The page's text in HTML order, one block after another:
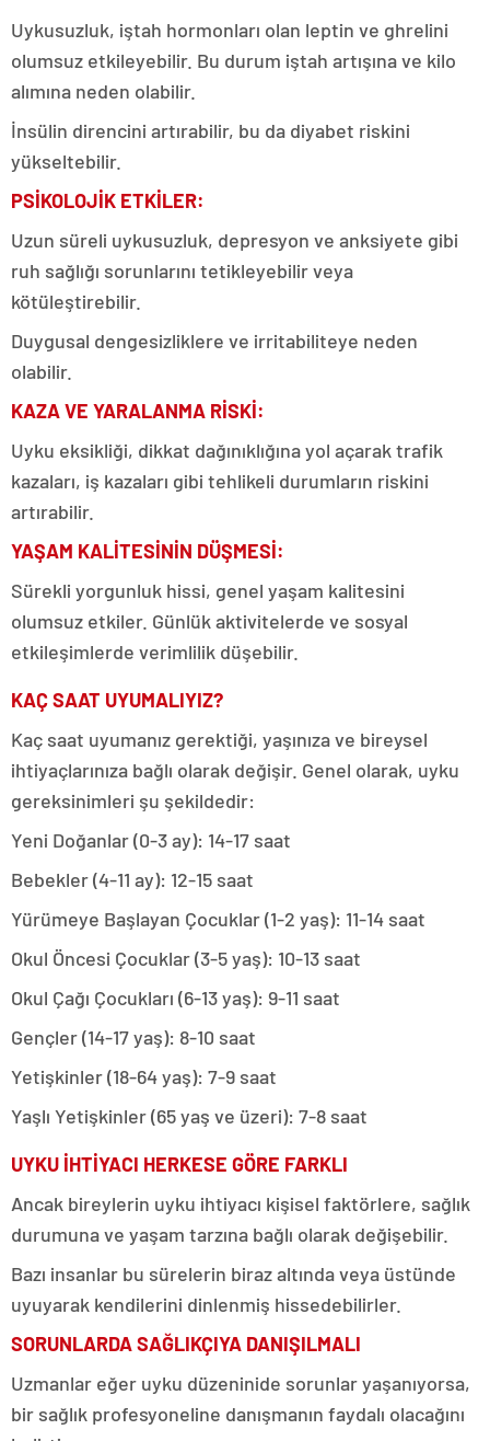
Uykusuzluk, iştah hormonları olan leptin ve ghrelini
olumsuz etkileyebilir. Bu durum iştah artışına ve kilo
alımına neden olabilir.
İnsülin direncini artırabilir, bu da diyabet riskini
yükseltebilir.
PSİKOLOJİK ETKİLER:
Uzun süreli uykusuzluk, depresyon ve anksiyete gibi
ruh sağlığı sorunlarını tetikleyebilir veya
kötüleştirebilir.
Duygusal dengesizliklere ve irritabiliteye neden
olabilir.
KAZA VE YARALANMA RİSKİ:
Uyku eksikliği, dikkat dağınıklığına yol açarak trafik
kazaları, iş kazaları gibi tehlikeli durumların riskini
artırabilir.
YAŞAM KALİTESİNİN DÜŞMESİ:
Sürekli yorgunluk hissi, genel yaşam kalitesini
olumsuz etkiler. Günlük aktivitelerde ve sosyal
etkileşimlerde verimlilik düşebilir.
KAÇ SAAT UYUMALIYIZ?
Kaç saat uyumanız gerektiği, yaşınıza ve bireysel
ihtiyaçlarınıza bağlı olarak değişir. Genel olarak, uyku
gereksinimleri şu şekildedir:
Yeni Doğanlar (0-3 ay): 14-17 saat
Bebekler (4-11 ay): 12-15 saat
Yürümeye Başlayan Çocuklar (1-2 yaş): 11-14 saat
Okul Öncesi Çocuklar (3-5 yaş): 10-13 saat
Okul Çağı Çocukları (6-13 yaş): 9-11 saat
Gençler (14-17 yaş): 8-10 saat
Yetişkinler (18-64 yaş): 7-9 saat
Yaşlı Yetişkinler (65 yaş ve üzeri): 7-8 saat
UYKU İHTİYACI HERKESE GÖRE FARKLI
Ancak bireylerin uyku ihtiyacı kişisel faktörlere, sağlık
durumuna ve yaşam tarzına bağlı olarak değişebilir.
Bazı insanlar bu sürelerin biraz altında veya üstünde
uyuyarak kendilerini dinlenmiş hissedebilirler.
SORUNLARDA SAĞLIKÇIYA DANIŞILMALI
Uzmanlar eğer uyku düzeninide sorunlar yaşanıyorsa,
bir sağlık profesyoneline danışmanın faydalı olacağını